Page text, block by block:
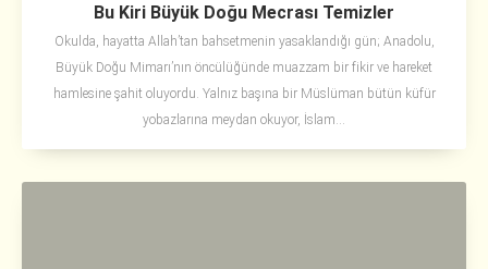
Bu Kiri Büyük Doğu Mecrası Temizler
Okulda, hayatta Allah’tan bahsetmenin yasaklandığı gün; Anadolu,
Büyük Doğu Mimarı’nın öncülüğünde muazzam bir fikir ve hareket
hamlesine şahit oluyordu. Yalnız başına bir Müslüman bütün küfür
yobazlarına meydan okuyor, İslam...